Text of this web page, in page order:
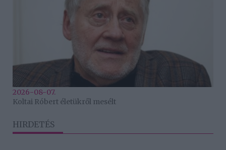
2026-08-07.
Koltai Róbert életükről mesélt
HIRDETÉS